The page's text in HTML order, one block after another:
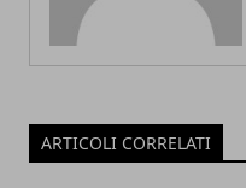
ARTICOLI CORRELATI